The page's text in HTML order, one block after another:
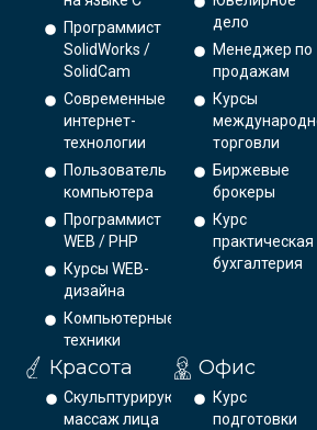
Программист
SolidWorks /
SolidCam
Современные
интернет-
технологии
Пользователь
компьютера
Программист
WEB / PHP
Курсы WEB-
дизайна
Компьютерные
техники
дело
Менеджер по
продажам
Курсы
торговли
Биржевые
брокеры
Курс
практическая
бухгалтерия
Красота
Скульптурирующий
массаж лица
Офис
Курс
подготовки